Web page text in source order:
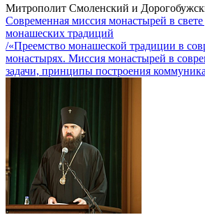
Митрополит Смоленский и
Современная миссия монастырей в
монашеских традиций
/«Преемство монашеской традиции в
монастырях. Миссия монастырей в
задачи, принципы построения